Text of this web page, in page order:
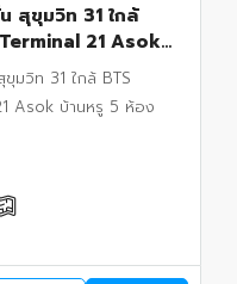
สุขุมวิท 31 ใกล้
21 Asok
ม่บ้าน
มวิท 31 ใกล้ BTS
Asok บ้านหรู 5 ห้อง